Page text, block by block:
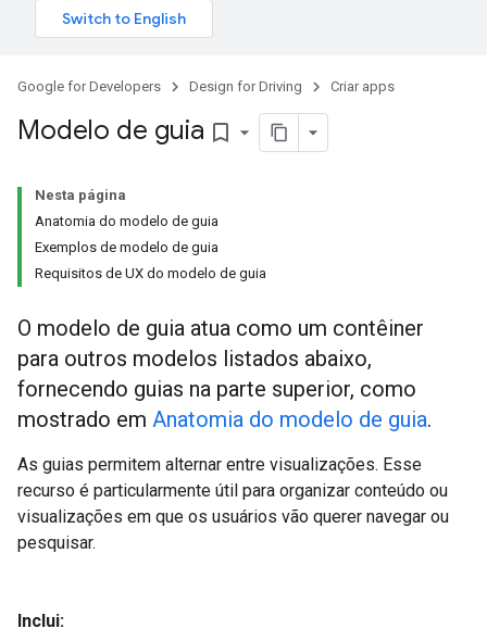
Google for Developers Design for Driving Criar apps
Modelo de guia bookmark_border
Nesta página
Anatomia do modelo de guia
Exemplos de modelo de guia
Requisitos de UX do modelo de guia
O modelo de guia atua como um contêiner
para outros modelos listados abaixo,
fornecendo guias na parte superior, como
mostrado em Anatomia do modelo de guia.
As guias permitem alternar entre visualizações. Esse
recurso é particularmente útil para organizar conteúdo ou
visualizações em que os usuários vão querer navegar ou
pesquisar.
Inclui: